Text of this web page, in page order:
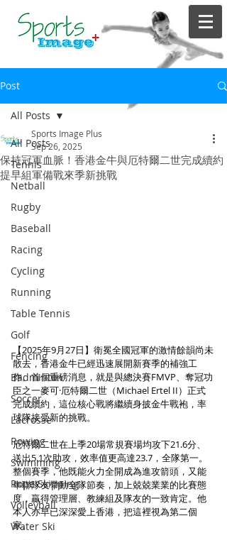
Post
All Posts
Tennis
Netball
Rugby
Baseball
Racing
Cycling
Running
Table Tennis
Golf
Fencing
Badminton
Soccer
Lacrosse
Rowing
Swimming
Rope Skipping
Volleyball
Water Ski
All Posts
保持冠軍血脈！香港金牛與厄特爾二世完成續約
提早組軍備戰來季新挑戰
Sports Image Plus
Sep 26, 2025
【2025年9月27日】衛冕全國冠軍的激情餘韻尚未
散去，香港金牛已經迅速展開新賽季的補強工
作。首個重磅消息，就是與總決賽FMVP、奪冠功
臣之一麥可·厄特爾二世（Michael Ertel II）正式
完成續約，這位核心戰將繼續身披金牛戰袍，率
球隊接受新的挑戰。
厄特爾二世在上季20場常規賽場均攻下21.6分、
送出5.1次助攻，效率值更高達23.7，全隊第一。
整個賽季，他既能火力全開成為進攻箭頭，又能
串聯隊友帶動全隊節奏，加上兢兢業業的比賽態
度，贏得管理層、教練組及隊友的一致肯定。他
本人亦早已深深愛上香港，把這裡視為第二個
家。